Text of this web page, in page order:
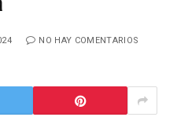
NO HAY COMENTARIOS